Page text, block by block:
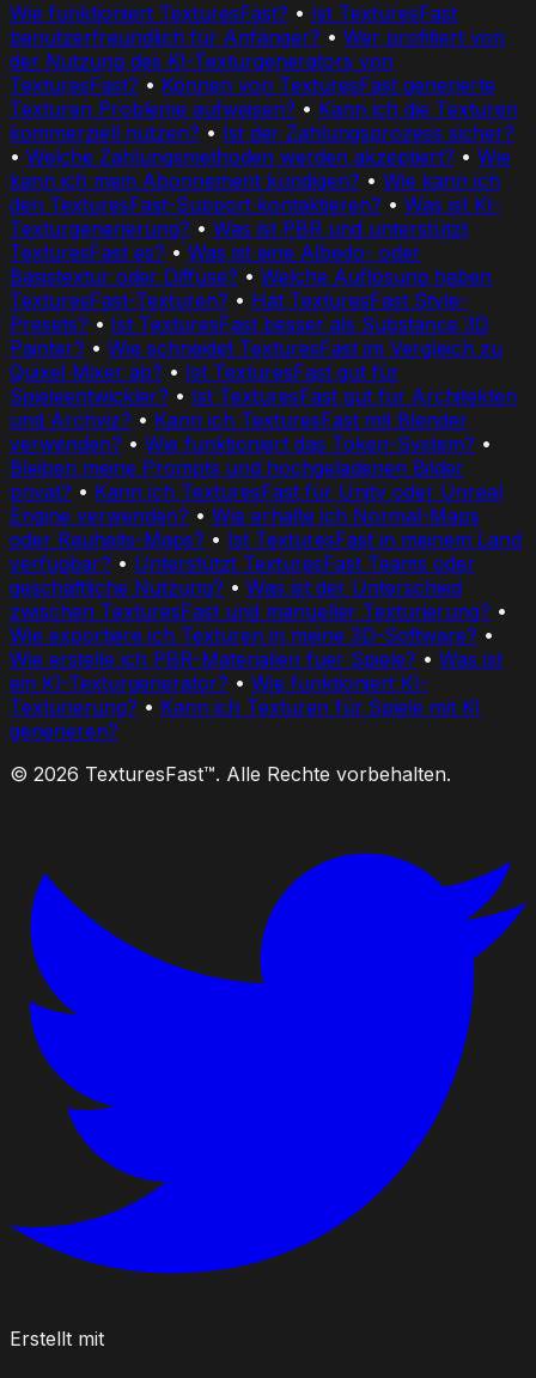
Wie funktioniert TexturesFast? • Ist TexturesFast
benutzerfreundlich für Anfänger? • Wer profitiert von
der Nutzung des KI-Texturgenerators von
TexturesFast? • Können von TexturesFast generierte
Texturen Probleme aufweisen? • Kann ich die Texturen
kommerziell nutzen? • Ist der Zahlungsprozess sicher?
• Welche Zahlungsmethoden werden akzeptiert? • Wie
kann ich mein Abonnement kündigen? • Wie kann ich
den TexturesFast-Support kontaktieren? • Was ist KI-
Texturgenerierung? • Was ist PBR und unterstützt
TexturesFast es? • Was ist eine Albedo- oder
Basistextur oder Diffuse? • Welche Auflösung haben
TexturesFast-Texturen? • Hat TexturesFast Style-
Presets? • Ist TexturesFast besser als Substance 3D
Painter? • Wie schneidet TexturesFast im Vergleich zu
Quixel Mixer ab? • Ist TexturesFast gut für
Spieleentwickler? • Ist TexturesFast gut für Architekten
und Archviz? • Kann ich TexturesFast mit Blender
verwenden? • Wie funktioniert das Token-System? •
Bleiben meine Prompts und hochgeladenen Bilder
privat? • Kann ich TexturesFast für Unity oder Unreal
Engine verwenden? • Wie erhalte ich Normal-Maps
oder Rauheits-Maps? • Ist TexturesFast in meinem Land
verfügbar? • Unterstützt TexturesFast Teams oder
geschäftliche Nutzung? • Was ist der Unterschied
zwischen TexturesFast und manueller Texturierung? •
Wie exportiere ich Texturen in meine 3D-Software? •
Wie erstelle ich PBR-Materialien fuer Spiele? • Was ist
ein KI-Texturgenerator? • Wie funktioniert KI-
Texturierung? • Kann ich Texturen für Spiele mit KI
generieren?
© 2026 TexturesFast™. Alle Rechte vorbehalten.
Erstellt mit